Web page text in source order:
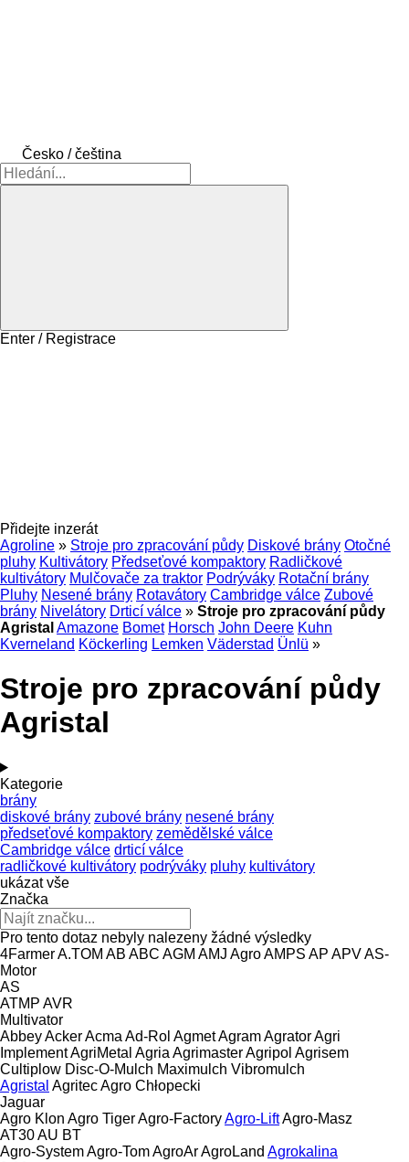
Česko / čeština
Enter / Registrace
Přidejte inzerát
Agroline » Stroje pro zpracování půdy Diskové brány Otočné
pluhy Kultivátory Předseťové kompaktory Radličkové
kultivátory Mulčovače za traktor Podrýváky Rotační brány
Pluhy Nesené brány Rotavátory Cambridge válce Zubové
brány Nivelátory Drticí válce » Stroje pro zpracování půdy
Agristal Amazone Bomet Horsch John Deere Kuhn
Kverneland Köckerling Lemken Väderstad Ünlü »
Stroje pro zpracování půdy
Agristal
Kategorie
brány
diskové brány zubové brány nesené brány
předseťové kompaktory zemědělské válce
Cambridge válce drticí válce
radličkové kultivátory podrýváky pluhy kultivátory
ukázat vše
Značka
Pro tento dotaz nebyly nalezeny žádné výsledky
4FarmerA.TOM AB ABC AGM AMJ AgroAMPS AP APVAS-
Motor
AS
ATMP AVR
Multivator
AbbeyAckerAcma Ad-Rol AgmetAgramAgratorAgri
ImplementAgriMetal Agria AgrimasterAgripol Agrisem
Cultiplow Disc-O-Mulch Maximulch Vibromulch
Agristal AgritecAgro Chłopecki
Jaguar
Agro Klon Agro TigerAgro-FactoryAgro-LiftAgro-Masz
AT30AU BT
Agro-SystemAgro-TomAgroArAgroLand Agrokalina